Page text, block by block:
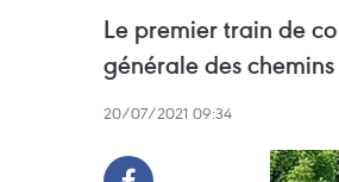
Le premier train de
générale des
20/07/2021 09:34